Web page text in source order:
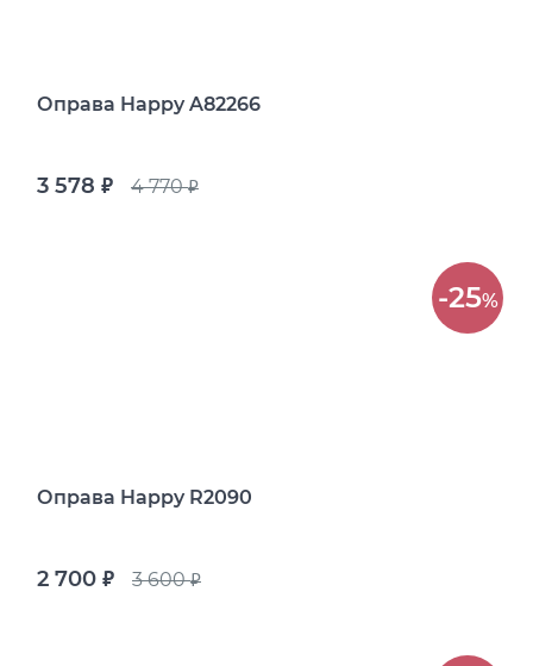
Оправа Happy A82266
3 578 руб. 4 770руб.
-25%
Оправа Happy R2090
2 700 руб. 3 600руб.